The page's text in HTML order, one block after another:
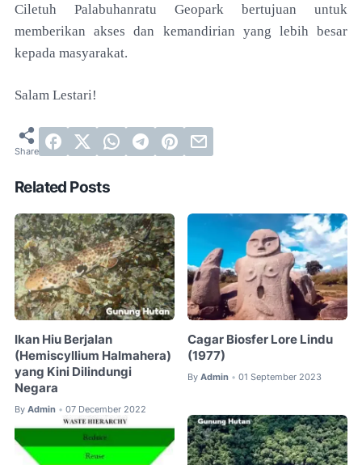
Ciletuh Palabuhanratu Geopark bertujuan untuk
memberikanakses dan kemandirian yang lebih besar
kepada masyarakat.
Salam Lestari!
Related Posts
Ikan Hiu Berjalan
(Hemiscyllium Halmahera)
yang Kini Dilindungi
Negara
By Admin • 07 December 2022
Cagar Biosfer Lore Lindu
(1977)
By Admin • 01 September 2023